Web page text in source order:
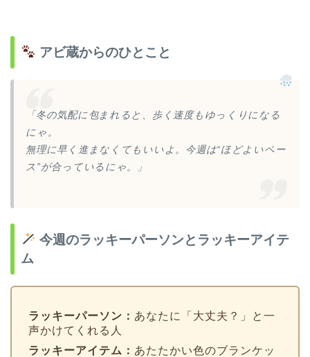
アビ蔵からのひとこと
「冬の気配に包まれると、歩く速度もゆっくりになる
にゃ。
無理に早く進まなくてもいいよ。今週は“ほどよいペー
ス”が合っているにゃ。」
今週のラッキーパーソンとラッキーアイテ
ム
ラッキーパーソン： あなたに「大丈夫？」と一
声かけてくれる人
ラッキーアイテム： あたたかい色のブランケッ